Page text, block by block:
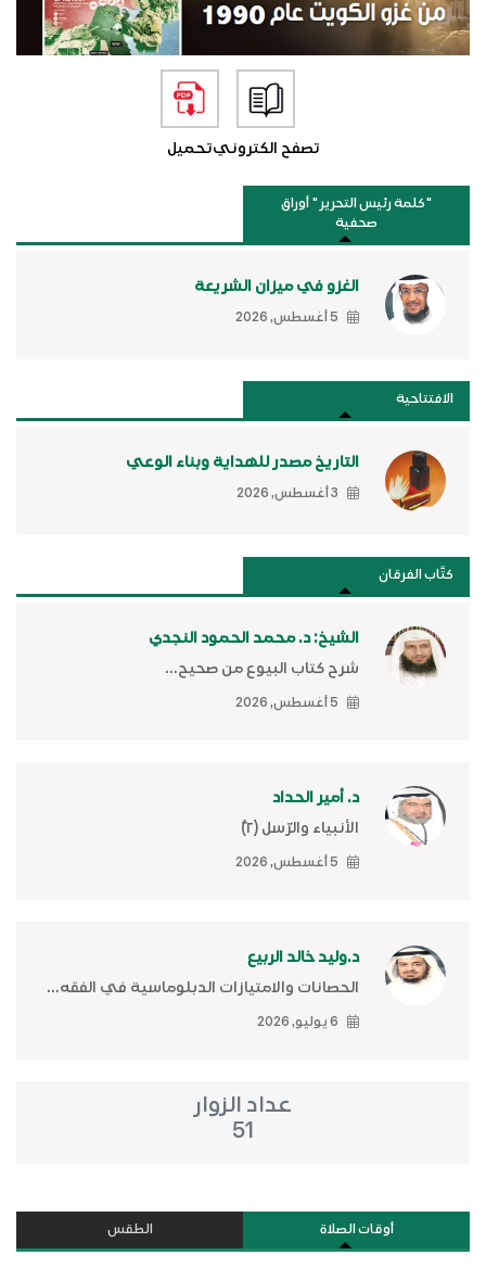
تصفح الكترونيتحميل
"كلمة رئيس التحرير " أوراق
صحفية
الغزو في ميزان الشريعة
5 أغسطس, 2026
الافتتاحية
التاريخ مصدر للهداية وبناء الوعي
3 أغسطس, 2026
كتَّاب الفرقان
الشيخ: د. محمد الحمود النجدي
شرح كتاب البيوع من صحيح...
5 أغسطس, 2026
د. أمير الحداد
الأنبياء والرّسل (٢)ّ
5 أغسطس, 2026
د.وليد خالد الربيع
الحصانات والامتيازات الدبلوماسية في الفقه...
6 يوليو, 2026
عداد الزوار
51
أوقات الصلاة الطقس